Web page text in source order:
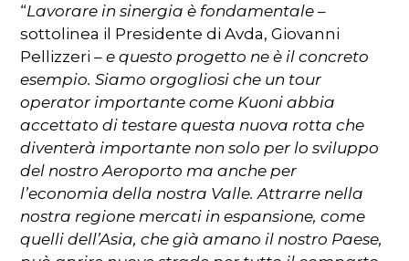
“Lavorare in sinergia è fondamentale –
sottolinea il Presidente di Avda, Giovanni
Pellizzeri –e questo progetto ne è il concreto
esempio. Siamo orgogliosi che un tour
operator importante come Kuoni abbia
accettato di testare questa nuova rotta che
diventerà importante non solo per lo sviluppo
del nostro Aeroporto ma anche per
l’economia della nostra Valle. Attrarre nella
nostra regione mercati in espansione, come
quelli dell’Asia, che già amano il nostro Paese,